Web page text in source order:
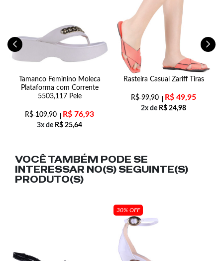
Tamanco Feminino Moleca
Plataforma com Corrente
5503,117 Pele
R$109,90 R$ 76,93
3x de R$ 25,64
Rasteira Casual Zariff Tiras
R$99,90 R$ 49,95
2x de R$ 24,98
VOCÊ TAMBÉM PODE SE
INTERESSAR NO(S) SEGUINTE(S)
PRODUTO(S)
30% OFF